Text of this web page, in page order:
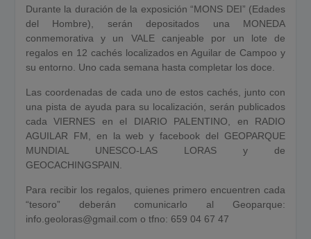
Durante la duración de la exposición “MONS DEI” (Edades
del Hombre), serán depositados una MONEDA
conmemorativa y un VALE canjeable por un lote de
regalos en 12 cachés localizados en Aguilar de Campoo y
su entorno. Uno cada semana hasta completar los doce.
Las coordenadas de cada uno de estos cachés, junto con
una pista de ayuda para su localización, serán publicados
cada VIERNES en el DIARIO PALENTINO, en RADIO
AGUILAR FM, en la web y facebook del GEOPARQUE
MUNDIAL UNESCO-LAS LORAS y de
GEOCACHINGSPAIN.
Para recibir los regalos, quienes primero encuentren cada
“tesoro” deberán comunicarlo al Geoparque:
info.geoloras@gmail.com o tfno: 659 04 67 47